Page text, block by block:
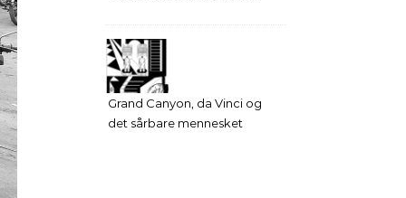
Grand Canyon, da Vinci og
det sårbare mennesket